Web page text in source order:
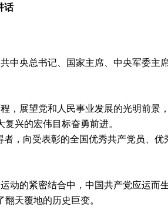
话
中央总书记、国家主席、中央军委主
展望党和人民事业发展的光明前景
兴的宏伟目标奋勇前进。
，向受表彰的全国优秀共产党员、优
的紧密结合中，中国共产党应运而生
天覆地的历史巨变。